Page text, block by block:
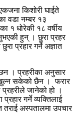
किशोरी घाईते
वडा नम्बर १३
१ धोरेकी १८ वर्षीय
हुन् । छुरा प्रहर
प्रहार गर्ने अज्ञात
छन । प्रहरीका अनुसार
खुल्न सकेको छैन । फरार
प्रहरीले जानेको हो ।
गर्ने व्यक्तिलाई
अस्पतालमा उपचार